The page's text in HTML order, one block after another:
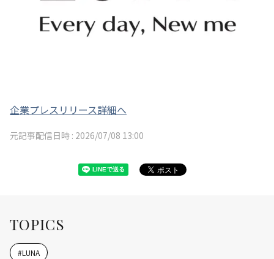
企業プレスリリース詳細へ
元記事配信日時 : 2026/07/08 13:00
TOPICS
#LUNA